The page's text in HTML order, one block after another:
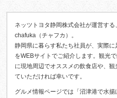
ネッツトヨタ静岡株式会社が運営する
chafuka（チャフカ）。
静岡県に暮らす私たち社員が、実際
をWEBサイトでご紹介します。観光
に現地周辺でオススメの飲食店や、
ていただければ幸いです。
グルメ情報ページでは「沼津港で水